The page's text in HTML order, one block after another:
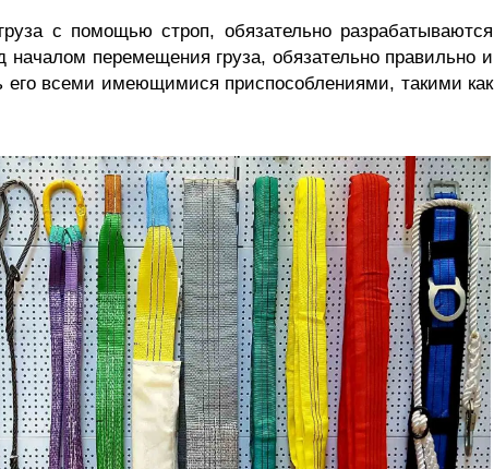
с помощью строп, обязательно разрабатываются
началом перемещения груза, обязательно правильно и
его всеми имеющимися приспособлениями, такими как